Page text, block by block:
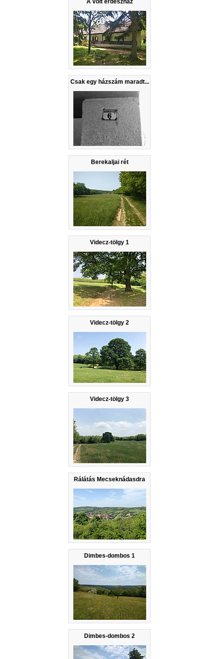
A volt erdészház
Csak egy házszám maradt...
Berekaljai rét
Videcz-tölgy 1
Videcz-tölgy 2
Videcz-tölgy 3
Rálátás Mecseknádasdra
Dimbes-dombos 1
Dimbes-dombos 2